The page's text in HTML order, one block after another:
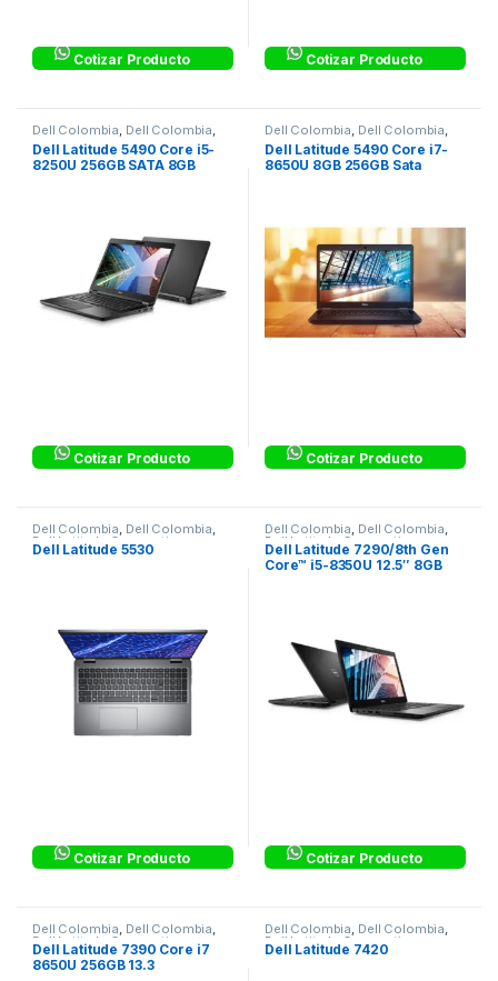
Cotizar Producto Cotizar Producto
Dell Colombia Dell Colombia
Dell Latitude Corporativos
Dell Latitude 5490 Core i5-
8250U 256GB SATA 8GB
Cotizar Producto
Dell Colombia Dell Colombia
Dell Latitude Corporativos
Dell Latitude 5490 Core i7-
8650U 8GB 256GB Sata
Cotizar Producto
Dell Colombia, Dell Colombia,
Dell Latitude Corporativos
Laptops & Computers
Dell Latitude 5530
Cotizar Producto
Dell Colombia, Dell Colombia,
Dell Latitude Corporativos
Dell Latitude 7290/8th Gen
Core™ i5-8350U 12.5″ 8GB
Cotizar Producto
Dell Colombia, Dell Colombia,
Dell Latitude Corporativos
Dell Latitude 7390 Core i7
8650U 256GB 13.3
Dell Colombia, Dell Colombia,
Dell Latitude Corporativos
Laptops & Computers
Dell Latitude 7420